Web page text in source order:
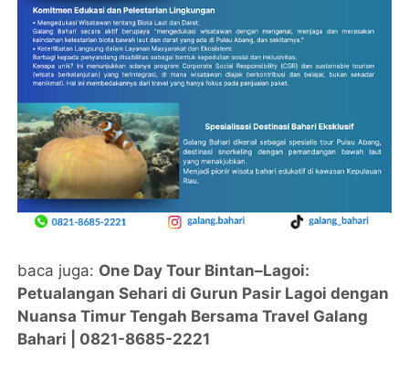
baca juga: One Day Tour Bintan–Lagoi:
Petualangan Sehari di Gurun Pasir Lagoi dengan
Nuansa Timur Tengah Bersama Travel Galang
Bahari | 0821-8685-2221